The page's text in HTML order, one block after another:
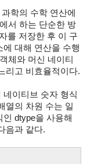
학의 수학 연산에
서 하는 단순한 방
를 저장한 후 이 구
대해 연산을 수행
체와 머신 네이티
리고 비효율적이다.
이티브 숫자 형식
열의 차원 수는 일
dtype을 사용해
음과 같다.